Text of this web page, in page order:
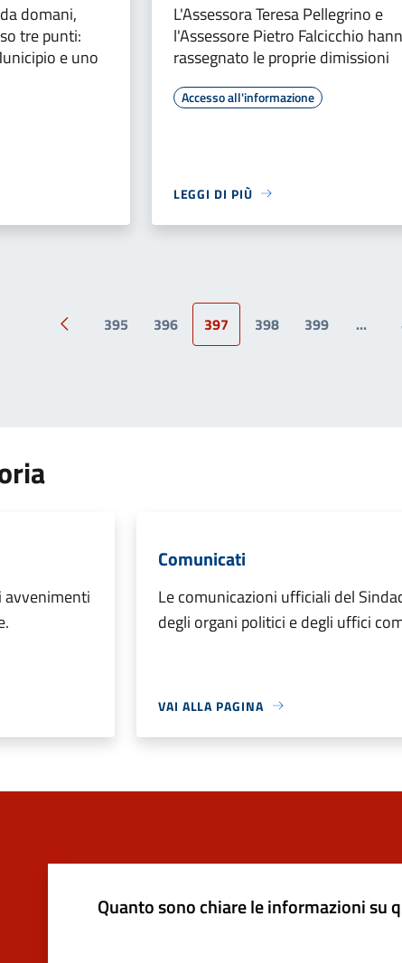
domani,
tre punti:
e uno
L'Assessora Teresa Pellegrino e
l'Assessore Pietro Falcicchio
rassegnato le proprie dimissioni
Accesso all'informazione
LEGGI DI PIÙ
Pagina precedente
395 396 397 398 399 ...
avvenimenti
Comunicati
Le comunicazioni ufficiali del
degli organi politici e degli uffici
VAI ALLA PAGINA
Quanto sono chiare le informazioni su